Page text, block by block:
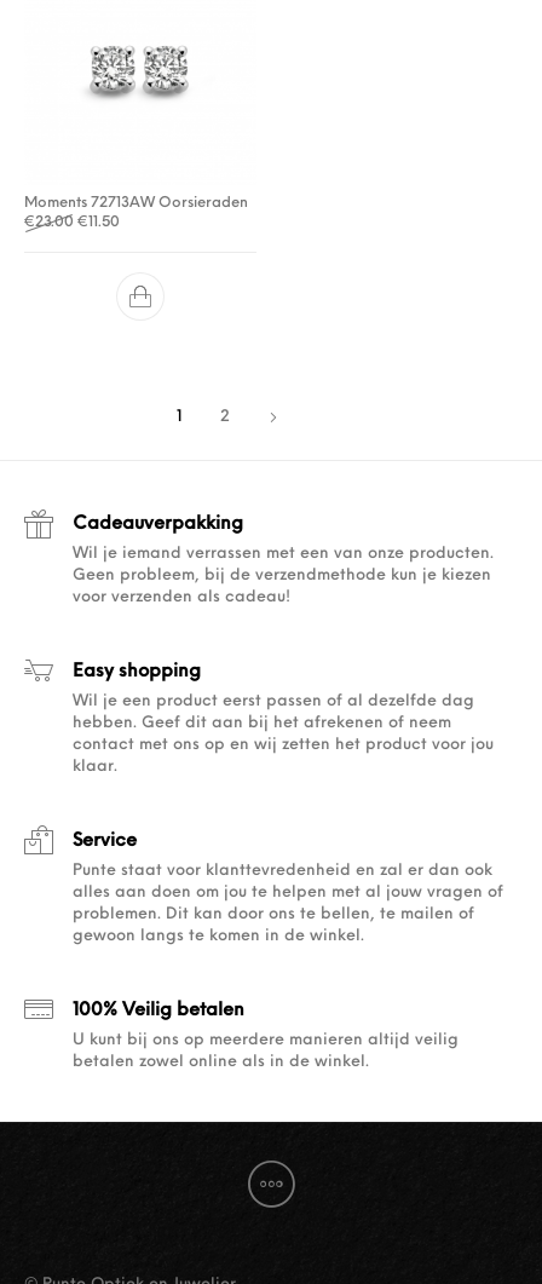
Moments 72713AW Oorsieraden
€23.00 Oorspronkelijke prijs was: €23.00.
€11.50
1 2
Cadeauverpakking
Wil je iemand verrassen met een van onze producten.
Geen probleem, bij de verzendmethode kun je kiezen
voor verzenden als cadeau!
Easy shopping
Wil je een product eerst passen of al dezelfde dag
hebben. Geef dit aan bij het afrekenen of neem
contact met ons op en wij zetten het product voor jou
klaar.
Service
Punte staat voor klanttevredenheid en zal er dan ook
alles aan doen om jou te helpen met al jouw vragen of
problemen. Dit kan door ons te bellen, te mailen of
gewoon langs te komen in de winkel.
100% Veilig betalen
U kunt bij ons op meerdere manieren altijd veilig
betalen zowel online als in de winkel.